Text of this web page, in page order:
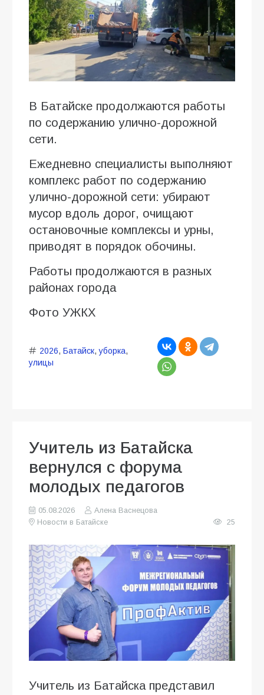
В Батайске продолжаются работы
по содержанию улично-дорожной
сети.
Ежедневно специалисты выполняют
комплекс работ по содержанию
улично-дорожной сети: убирают
мусор вдоль дорог, очищают
остановочные комплексы и урны,
приводят в порядок обочины.
Работы продолжаются в разных
районах города
Фото УЖКХ
2026, Батайск,уборка,
улицы
Учитель из Батайска
вернулся с форума
молодых педагогов
05.08.2026
Алена Васнецова
Новости в Батайске
25
Учитель из Батайска представил